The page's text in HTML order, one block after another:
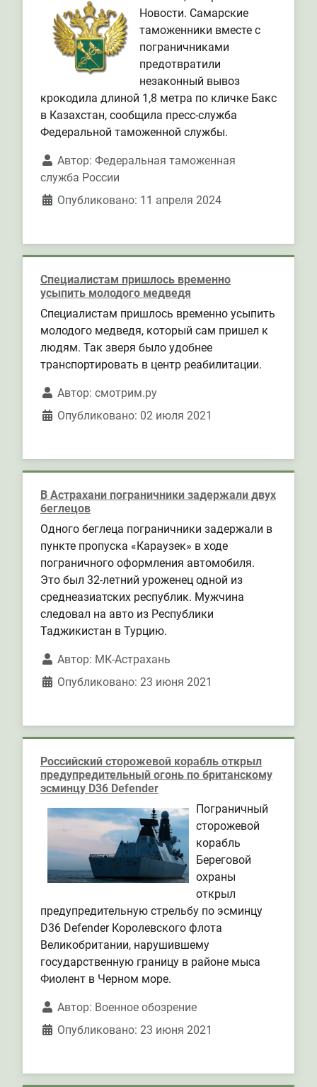
Новости. Самарские
таможенники вместе с
пограничниками
предотвратили
незаконный вывоз
крокодила длиной 1,8 метра по кличке Бакс
в Казахстан, сообщила пресс-служба
Федеральной таможенной службы.
Автор: Федеральная таможенная
служба России
Опубликовано: 11 апреля 2024
Специалистам пришлось временно
усыпить молодого медведя
Специалистам пришлось временно усыпить
молодого медведя, который сам пришел к
людям. Так зверя было удобнее
транспортировать в центр реабилитации.
Автор: смотрим.ру
Опубликовано: 02 июля 2021
В Астрахани пограничники задержали двух
беглецов
Одного беглеца пограничники задержали в
пункте пропуска «Караузек» в ходе
пограничного оформления автомобиля.
Это был 32-летний уроженец одной из
среднеазиатских республик. Мужчина
следовал на авто из Республики
Таджикистан в Турцию.
Автор: МК-Астрахань
Опубликовано: 23 июня 2021
Российский сторожевой корабль открыл
предупредительный огонь по британскому
эсминцу D36 Defender
Пограничный
сторожевой
корабль
Береговой
охраны
открыл
предупредительную стрельбу по эсминцу
D36 Defender Королевского флота
Великобритании, нарушившему
государственную границу в районе мыса
Фиолент в Черном море.
Автор: Военное обозрение
Опубликовано: 23 июня 2021